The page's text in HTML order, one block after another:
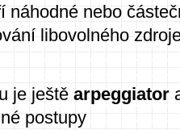
náhodné nebo
libovolného
je ještě arpeggiator
postupy